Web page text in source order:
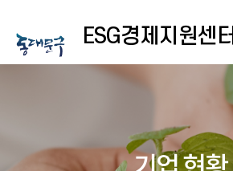
ESG경제지원센터